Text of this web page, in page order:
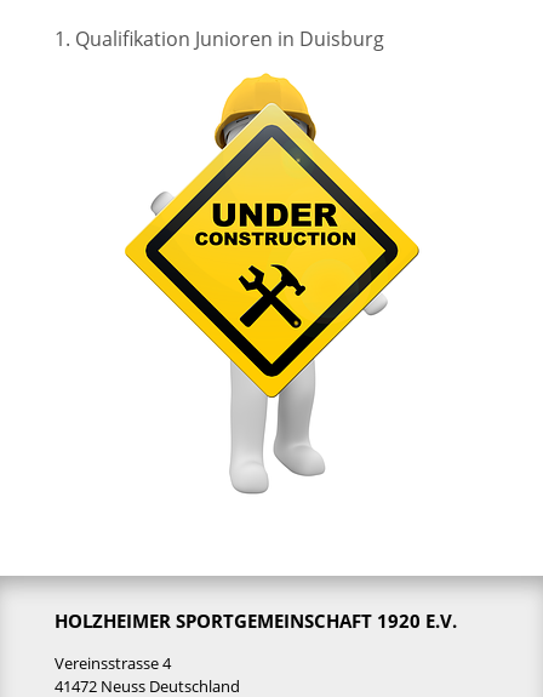
1. Qualifikation Junioren in Duisburg
HOLZHEIMER SPORTGEMEINSCHAFT 1920 E.V.
Vereinsstrasse 4
41472 Neuss Deutschland